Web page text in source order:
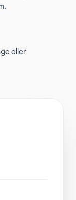
eller